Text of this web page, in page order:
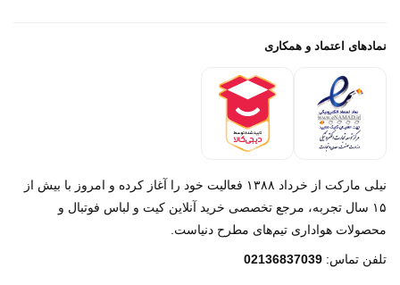
خرید لباس جدید بارسلونا 2025/2026
پرداخت باز
تماس با ما
نمادهای اعتماد و همکاری
نیلی مارکت از خرداد ۱۳۸۸ فعالیت خود را آغاز کرده و امروز با بیش از
۱۵ سال تجربه، مرجع تخصصی خرید آنلاین کیت و لباس فوتبال و
محصولات هواداری تیم‌های مطرح دنیاست.
تلفن تماس: 02136837039
پشتیبانی روبیکا‌